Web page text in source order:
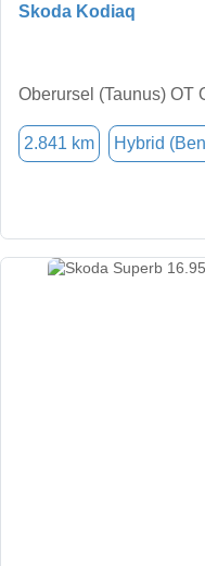
Skoda Kodiaq
Oberursel (Taunus) OT
2.841 km Hybrid